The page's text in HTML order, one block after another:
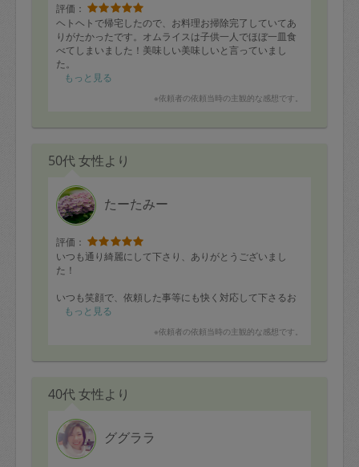
評価：
ヘトヘトで帰宅したので、お料理お掃除完了していてあ
りがたかったです。オムライスは子供一人でほぼ一皿食
べてしまいました！美味しい美味しいと言っていまし
た。
もっと見る
※依頼者の依頼当時の主観的な感想です。
50代 女性より
たーたみー
評価：
いつも通り綺麗にして下さり、ありがとうございまし
た！
いつも笑顔で、依頼した事等にも快く対応して下さるお
人柄の良い方です！
また来週も宜しくお願いします(^^)
もっと見る
※依頼者の依頼当時の主観的な感想です。
40代 女性より
ググララ